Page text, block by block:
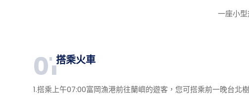
一座小
01搭乘火車
1.搭乘上午07:00富岡漁港前往蘭嶼的遊客，您可搭乘前一晚台